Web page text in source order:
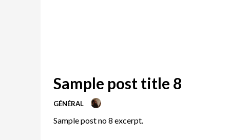
Sample post title 8
GÉNÉRAL
Sample post no 8 excerpt.